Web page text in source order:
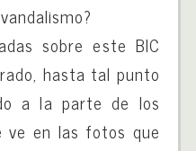
sobre este BIC
hasta tal punto
a la parte de los
ve en las fotos que